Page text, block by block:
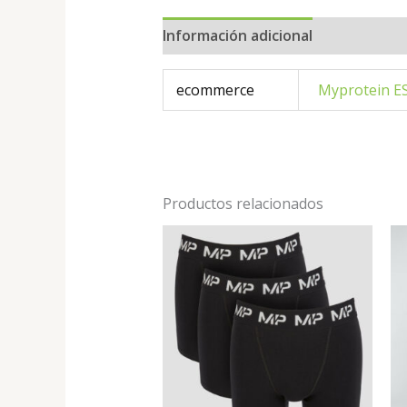
Información adicional
ecommerce Myprotein
Productos relacionados